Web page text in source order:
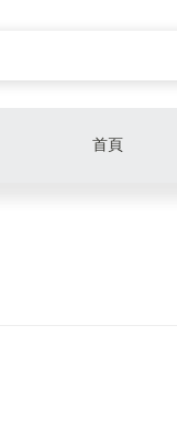
首頁